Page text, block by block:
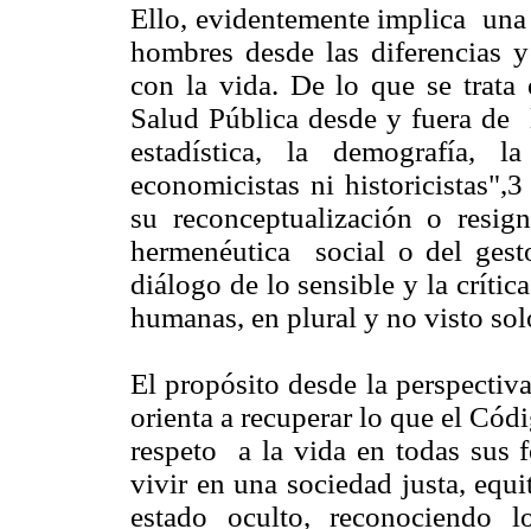
Ello, evidentemente implica
hombres desde las
con la vida. De lo que se trata
Salud Pública desde y fuera de
estadística, la demografía,
economicistas ni
su reconceptualización o
hermenéutica social o del
diálogo de lo sensible y la
humanas, en plural y no visto
El propósito desde la
orienta a recuperar lo que el
respeto a la vida en todas sus
vivir en una sociedad justa,
estado oculto,